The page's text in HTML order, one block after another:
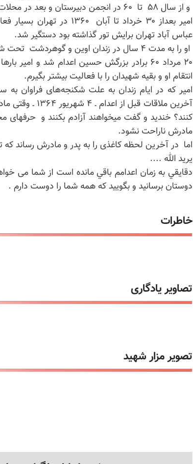
و از سال ۵۸ تا ۶۰ در انجمن دبيرستان و بعد در محلات شميرانات كار می كرد .
امیر بعداز ۳۰ خرداد تا
عباس آباد تهران برایش تور گذاشته بود دستگير شد.
او را به مدت ۴ سال در زندان اوين و گوهردشت تحت شديد ترين شكنجه ها قرار دادند.
۲۰ مرداد ۶۰ برادر بزرگش حسین اعدام شد و
انتقام او و بقیه شهیدان را با فعالیت بیشتر بگیرم.
امير که در ایام زندان به علت شکنجه‌های فراوان
آخرين ملاقات
كنند؟ خندید و گفت میخواهند آزادم بكنند و حرفهای
مادرش ناراحت نشود.
اما در آخرین لحظه کاغذی را به پدر و مادرش ‌رساند
يريد الله ....
دقايقي به زمان اعدامم باقي مانده است از شما می
دوستان برسانيد و بگوييد كه همه شما را دوست دارم .
خاطرات
تصاویر یادگاری
تصویر مزار شهید